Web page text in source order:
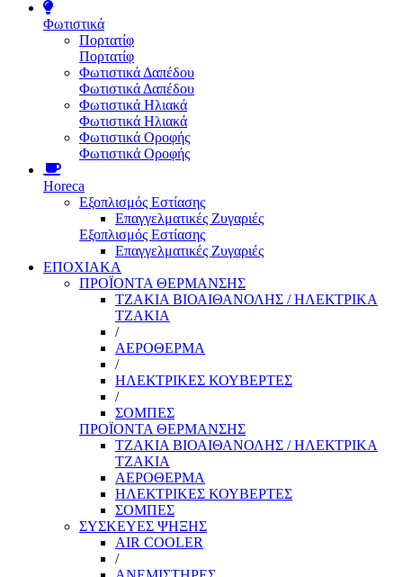
Φωτιστικά
Πορτατίφ
Πορτατίφ
Φωτιστικά Δαπέδου
Φωτιστικά Δαπέδου
Φωτιστικά Ηλιακά
Φωτιστικά Ηλιακά
Φωτιστικά Οροφής
Φωτιστικά Οροφής
Horeca
Εξοπλισμός Εστίασης
Επαγγελματικές Ζυγαριές
Εξοπλισμός Εστίασης
Επαγγελματικές Ζυγαριές
ΕΠΟΧΙΑΚΑ
ΠΡΟΪΟΝΤΑ ΘΕΡΜΑΝΣΗΣ
ΤΖΑΚΙΑ ΒΙΟΑΙΘΑΝΟΛΗΣ / ΗΛΕΚΤΡΙΚΑ
ΤΖΑΚΙΑ
/
ΑΕΡΟΘΕΡΜΑ
/
ΗΛΕΚΤΡΙΚΕΣ ΚΟΥΒΕΡΤΕΣ
/
ΣΟΜΠΕΣ
ΠΡΟΪΟΝΤΑ ΘΕΡΜΑΝΣΗΣ
ΤΖΑΚΙΑ ΒΙΟΑΙΘΑΝΟΛΗΣ / ΗΛΕΚΤΡΙΚΑ
ΤΖΑΚΙΑ
ΑΕΡΟΘΕΡΜΑ
ΗΛΕΚΤΡΙΚΕΣ ΚΟΥΒΕΡΤΕΣ
ΣΟΜΠΕΣ
ΣΥΣΚΕΥΕΣ ΨΗΞΗΣ
AIR COOLER
/